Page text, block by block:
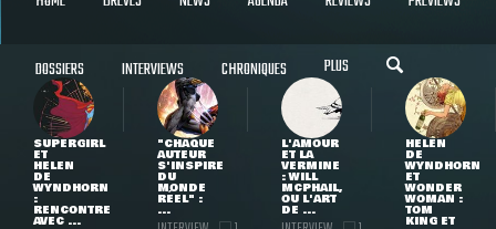
DOSSIERS INTERVIEWS CHRONIQUES PLUS
SUPERGIRL
ET
HELEN
DE
WYNDHORN
:
RENCONTRE
AVEC ...
"CHAQUE
AUTEUR
S'INSPIRE
DU
MONDE
RÉEL" :
...
L'AMOUR
ET LA
VERMINE
: WILL
MCPHAIL,
OU L'ART
DE ...
HELEN
DE
WYNDHORN
ET
WONDER
WOMAN :
TOM
KING ET